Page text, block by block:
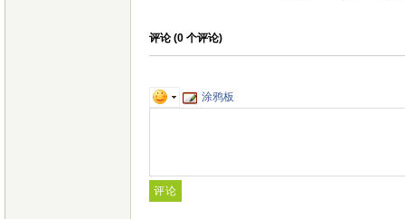
评论 (0 个评论)
涂鸦板